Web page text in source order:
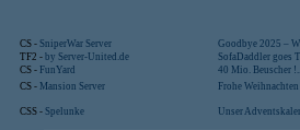
CS - SniperWar Server
Goodbye 2025 –
TF2 - by Server-United.de
SofaDaddler goes
CS - FunYard
40 Mio. Beuscher
CS - Mansion Server
Frohe
CSS - Spelunke Unser